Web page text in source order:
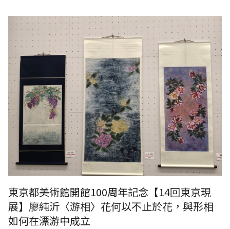
東京都美術館開館100周年記念【14回東京現
展】廖純沂〈游相〉花何以不止於花，與形相
如何在漂游中成立